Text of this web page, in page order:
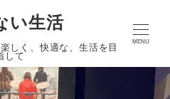
い生活
しく、快適な、生活を目
して
MENU